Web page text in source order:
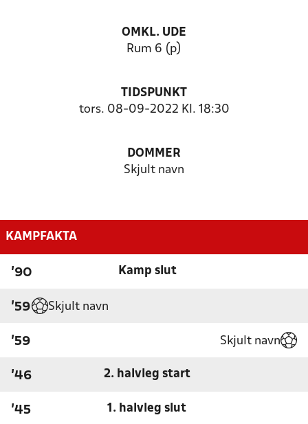
OMKL. UDE
Rum 6 (p)
TIDSPUNKT
tors. 08-09-2022 Kl. 18:30
DOMMER
Skjult navn
KAMPFAKTA
'90 Kamp slut
'59 Skjult navn
'59 Skjult navn
'46 2. halvleg start
'45 1. halvleg slut